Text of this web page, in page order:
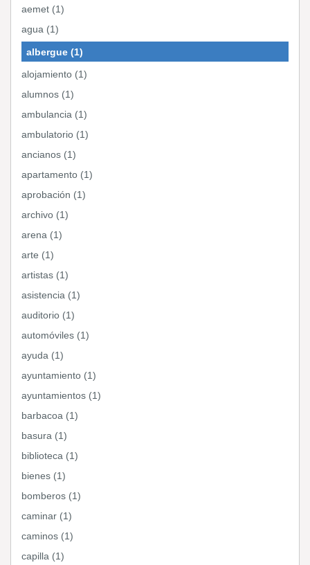
aemet (1)
agua (1)
albergue (1)
alojamiento (1)
alumnos (1)
ambulancia (1)
ambulatorio (1)
ancianos (1)
apartamento (1)
aprobación (1)
archivo (1)
arena (1)
arte (1)
artistas (1)
asistencia (1)
auditorio (1)
automóviles (1)
ayuda (1)
ayuntamiento (1)
ayuntamientos (1)
barbacoa (1)
basura (1)
biblioteca (1)
bienes (1)
bomberos (1)
caminar (1)
caminos (1)
capilla (1)